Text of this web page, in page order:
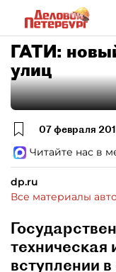
ГАТИ:
улиц
07 февраля
Читайте нас в
dp.ru
Все материалы
техническая
вступлении